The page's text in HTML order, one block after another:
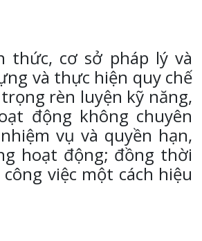
thức, cơ sở pháp lý và
và thực hiện quy chế
rèn luyện kỹ năng,
động không chuyên
vụ và quyền hạn,
hoạt động; đồng thời
việc một cách hiệu